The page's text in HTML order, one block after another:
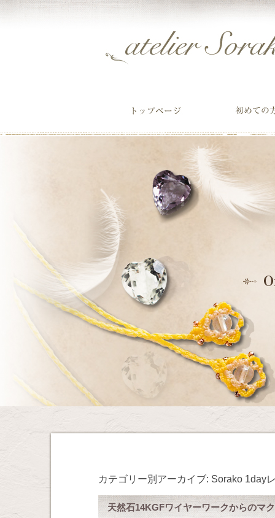
カテゴリー別アーカイブ: Sorako 1day
天然石14KGFワイヤーワークからのマ